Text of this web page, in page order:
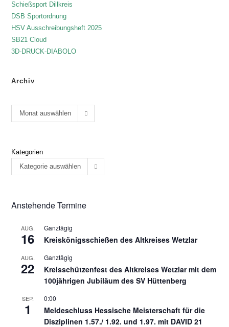
Schießsport Dillkreis
DSB Sportordnung
HSV Ausschreibungsheft 2025
SB21 Cloud
3D-DRUCK-DIABOLO
Archiv
Monat auswählen
Kategorien
Kategorie auswählen
Anstehende Termine
AUG.
16
Ganztägig
Kreiskönigsschießen des Altkreises Wetzlar
AUG.
22
Ganztägig
Kreisschützenfest des Altkreises Wetzlar mit dem
100jährigen Jubiläum des SV Hüttenberg
SEP.
1
0:00
Meldeschluss Hessische Meisterschaft für die
Disziplinen 1.57./ 1.92. und 1.97. mit DAVID 21